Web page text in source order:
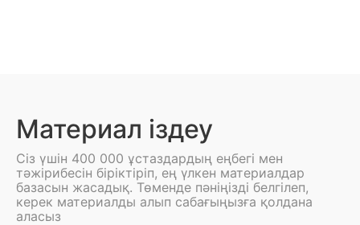
Материал іздеу
Сіз үшін 400 000 ұстаздардың еңбегі мен
тәжірибесін біріктіріп, ең үлкен материалдар
базасын жасадық. Төменде пәніңізді белгілеп,
керек материалды алып сабағыңызға қолдана
аласыз